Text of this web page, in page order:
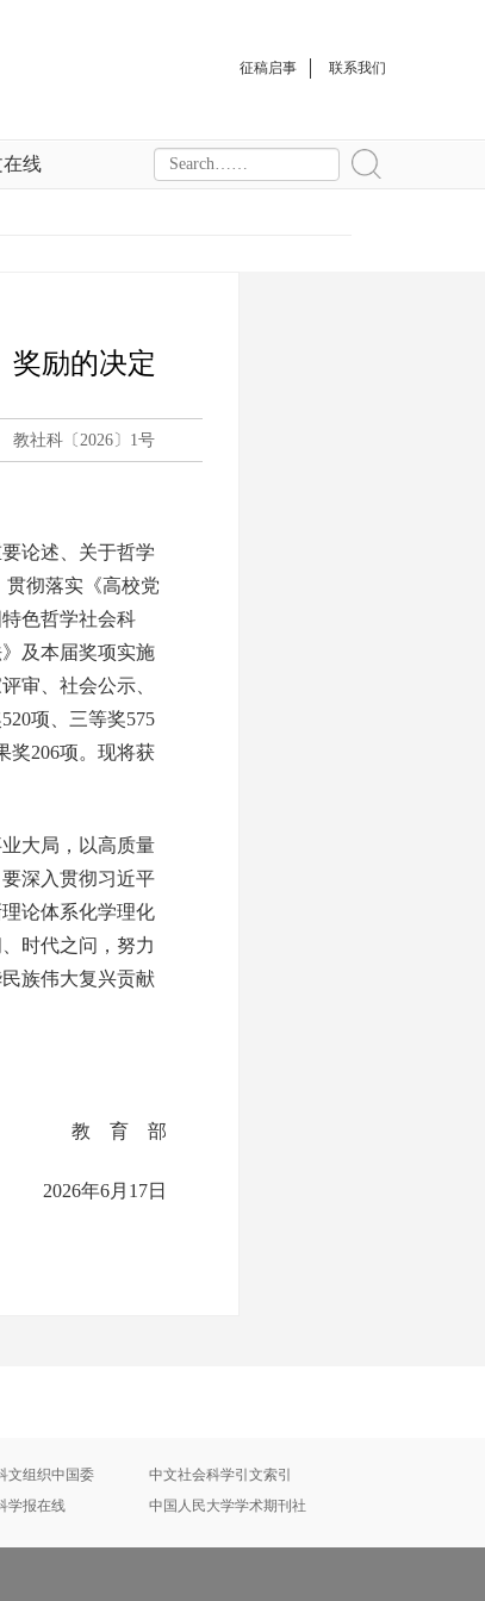
征稿启事 联系我们
线
奖励的决定
教社科〔2026〕1号
论述、关于哲学
彻落实《高校党
色哲学社会科
及本届奖项实施
审、社会公示、
项、三等奖575
奖206项。现将获
大局，以高质量
深入贯彻习近平
论体系化学理化
时代之问，努力
族伟大复兴贡献
教 育 部
2026年6月17日
文组织中国委
中文社会科学引文索引
学报在线 中国人民大学学术期刊社